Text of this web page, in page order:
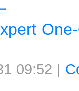
09:52 |